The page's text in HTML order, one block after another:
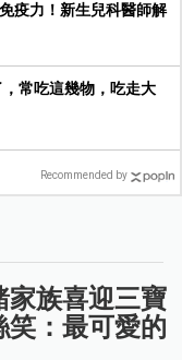
疫力！新生兒科醫師解
常吃這幾物，吃走大
Recommended by
家族喜迎三寶
笑：最可愛的